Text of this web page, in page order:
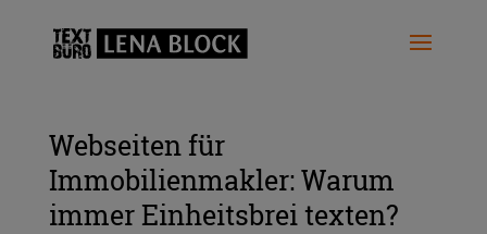
Webseiten für
Immobilienmakler: Warum
immer Einheitsbrei texten?